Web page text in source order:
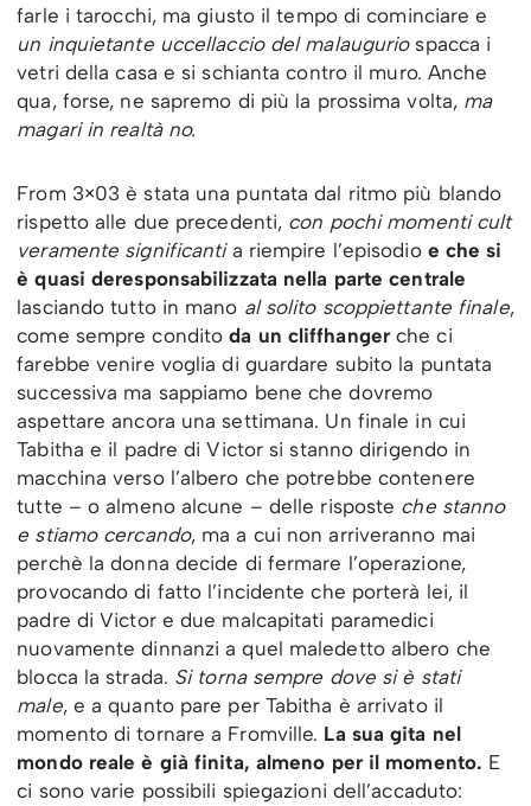
farle i tarocchi, ma giusto il tempo di cominciare e
un inquietante uccellaccio del malauguriospacca i
vetri della casa e si schianta contro il muro. Anche
qua, forse, ne sapremo di più la prossima volta, ma
magari in realtà no.
From 3×03 è stata una puntata dal ritmo più blando
rispetto alle due precedenti, con pochi momenti cult
veramente significantia riempire l’episodio e che si
è quasi deresponsabilizzata nella parte centrale
lasciando tutto in mano al solito scoppiettante finale,
come sempre conditoda un cliffhangerche ci
farebbe venire voglia di guardare subito la puntata
successiva ma sappiamo bene che dovremo
aspettare ancora una settimana. Un finale in cui
Tabitha e il padre di Victor si stanno dirigendo in
macchina verso l’albero che potrebbe contenere
tutte – o almeno alcune – delle risposte che stanno
e stiamo cercando, ma a cui non arriveranno mai
perchè la donna decide di fermare l’operazione,
provocando di fatto l’incidente che porterà lei, il
padre di Victor e due malcapitati paramedici
nuovamente dinnanzi a quel maledetto albero che
blocca la strada. Si torna sempre dove si è stati
male, e a quanto pare per Tabitha è arrivato il
momento di tornare a Fromville. La sua gita nel
mondo reale è già finita, almeno per il momento. E
ci sono varie possibili spiegazioni dell’accaduto: